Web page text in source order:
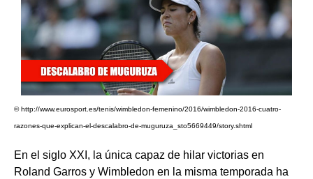
© http://www.eurosport.es/tenis/wimbledon-femenino/2016/wimbledon-2016-cuatro-
razones-que-explican-el-descalabro-de-muguruza_sto5669449/story.shtml
En el siglo XXI, la única capaz de hilar victorias en
Roland Garros y Wimbledon en la misma temporada ha